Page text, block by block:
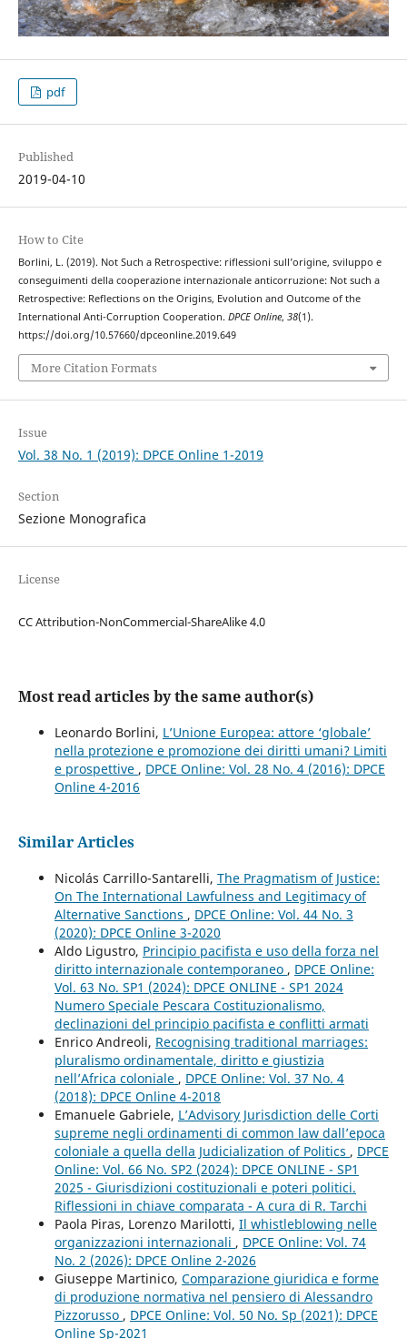
pdf
Published
2019-04-10
How to Cite
Borlini, L. (2019). Not Such a Retrospective: riflessioni sull’origine, sviluppo e
conseguimenti della cooperazione internazionale anticorruzione: Not such a
Retrospective: Reflections on the Origins, Evolution and Outcome of the
International Anti-Corruption Cooperation. DPCE Online, 38(1).
https://doi.org/10.57660/dpceonline.2019.649
More Citation Formats
Issue
Vol. 38 No. 1 (2019): DPCE Online 1-2019
Section
Sezione Monografica
License
CC Attribution-NonCommercial-ShareAlike 4.0
Most read articles by the same author(s)
Leonardo Borlini, L’Unione Europea: attore ‘globale’
nella protezione e promozione dei diritti umani? Limiti
e prospettive , DPCE Online: Vol. 28 No. 4 (2016): DPCE
Online 4-2016
Similar Articles
Nicolás Carrillo-Santarelli, The Pragmatism of Justice:
On The International Lawfulness and Legitimacy of
Alternative Sanctions , DPCE Online: Vol. 44 No. 3
(2020): DPCE Online 3-2020
Aldo Ligustro, Principio pacifista e uso della forza nel
diritto internazionale contemporaneo , DPCE Online:
Vol. 63 No. SP1 (2024): DPCE ONLINE - SP1 2024
Numero Speciale Pescara Costituzionalismo,
declinazioni del principio pacifista e conflitti armati
Enrico Andreoli, Recognising traditional marriages:
pluralismo ordinamentale, diritto e giustizia
nell’Africa coloniale , DPCE Online: Vol. 37 No. 4
(2018): DPCE Online 4-2018
Emanuele Gabriele, L’Advisory Jurisdiction delle Corti
supreme negli ordinamenti di common law dall’epoca
coloniale a quella della Judicialization of Politics , DPCE
Online: Vol. 66 No. SP2 (2024): DPCE ONLINE - SP1
2025 - Giurisdizioni costituzionali e poteri politici.
Riflessioni in chiave comparata - A cura di R. Tarchi
Paola Piras, Lorenzo Marilotti, Il whistleblowing nelle
organizzazioni internazionali , DPCE Online: Vol. 74
No. 2 (2026): DPCE Online 2-2026
Giuseppe Martinico, Comparazione giuridica e forme
di produzione normativa nel pensiero di Alessandro
Pizzorusso , DPCE Online: Vol. 50 No. Sp (2021): DPCE
Online Sp-2021